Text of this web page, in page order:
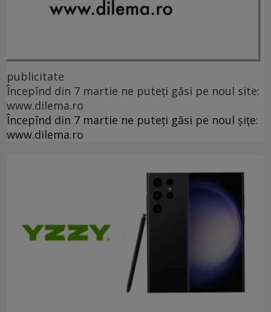
publicitate
Începînd din 7 martie ne puteți găsi pe noul site:
www.dilema.ro
Începînd din 7 martie ne puteți găsi pe noul șițe:
www.dilema.ro